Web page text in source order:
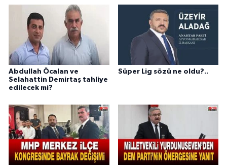
Abdullah Öcalan ve
Selahattin Demirtaş tahliye
edilecek mi?
Süper Lig sözü ne oldu?..